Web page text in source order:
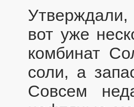
вот уже
комбинат
соли, а
Совсем